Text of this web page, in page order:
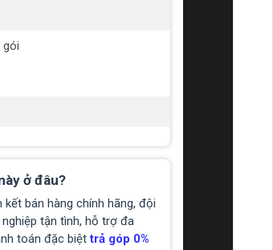
ở đâu?
bán hàng chính hãng, đội
tận tình, hỗ trợ đa
toán đặc biệttrả góp 0%